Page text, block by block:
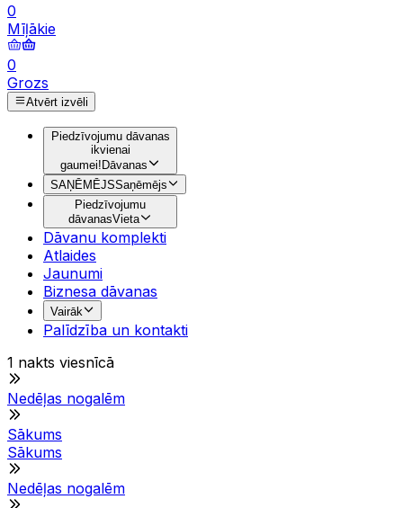
0
Mīļākie
0
Grozs
Atvērt izvēli
Piedzīvojumu dāvanas
ikvienai
gaumei!Dāvanas
SAŅĒMĒJSSaņēmējs
Piedzīvojumu
dāvanasVieta
Dāvanu komplekti
Atlaides
Jaunumi
Biznesa dāvanas
Vairāk
Palīdzība un kontakti
1 nakts viesnīcā
Nedēļas nogalēm
Sākums
Sākums
Nedēļas nogalēm